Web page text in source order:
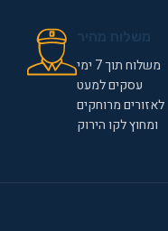
משלוח תוך 7 ימי
עסקים למעט
לאזורים מרוחקים
ומחוץ לקו הירוק